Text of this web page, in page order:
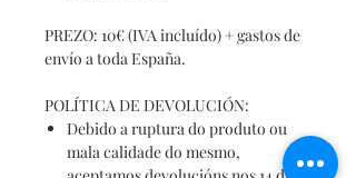
PREZO: 10€ (IVA incluído) + gastos de
envío a toda España.
POLÍTICA DE DEVOLUCIÓN:
Debido a ruptura do produto ou
mala calidade do mesmo,